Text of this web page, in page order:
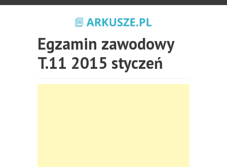
Egzamin zawodowy
T.11 2015 styczeń